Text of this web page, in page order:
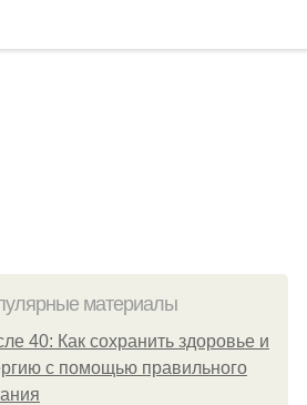
материалы
40: Как сохранить здоровье и
с помощью правильного